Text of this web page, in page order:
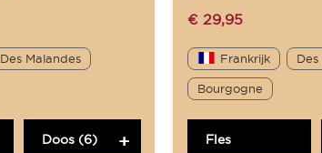
Des Malandes
Doos (6)
€ 29,95
Frankrijk
Bourgogne
Fles